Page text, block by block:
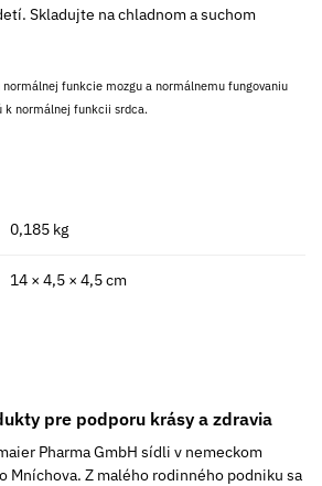
Skladujte na chladnom a suchom
normálnej funkcie mozgu a normálnemu fungovaniu
k normálnej funkcii srdca.
0,185 kg
14 × 4,5 × 4,5 cm
pre podporu krásy a zdravia
Pharma GmbH sídli v nemeckom
Mníchova. Z malého rodinného podniku sa